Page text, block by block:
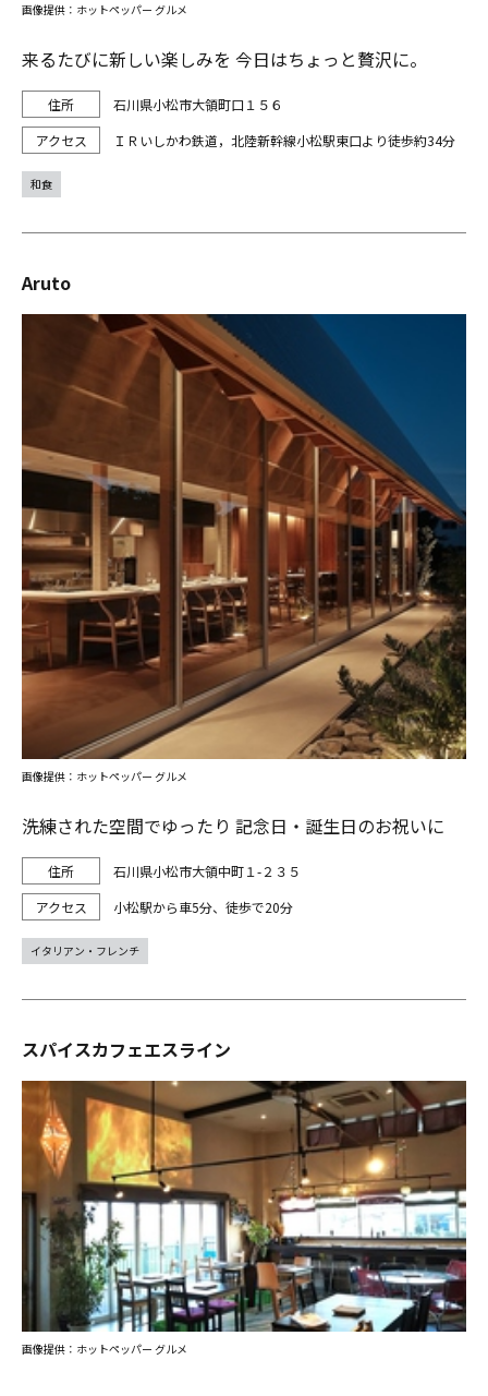
来るたびに新しい楽しみを 今日はちょっと贅沢に。
石川県小松市大領町口１５６
ＩＲいしかわ鉄道，北陸新幹線小松駅東口より徒歩約34分
画像提供：ホットペッパー グルメ
和食
Aruto
洗練された空間でゆったり 記念日・誕生日のお祝いに
石川県小松市大領中町１-２３５
小松駅から車5分、徒歩で20分
画像提供：ホットペッパー グルメ
イタリアン・フレンチ
スパイスカフェエスライン
画像提供：ホットペッパー グルメ